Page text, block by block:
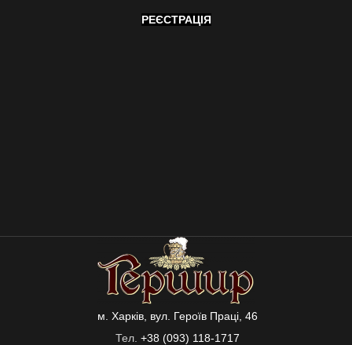
РЕЄСТРАЦІЯ
м. Харків, вул. Героїв Праці, 46
Тел. +38 (093) 118-1717